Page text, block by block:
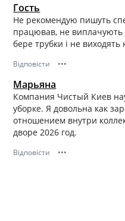
средствами.
• Уборка после
• Персональное
графику.
• Безупречная репутация
• Только обученные
премиум-сегменте.
• Используем
сертифицированную
• Деликатность,
действии.
✨ Мы не просто убираем
Гость
Не рекомендую пишуть
працював, не виплачують
бере трубки і не виходять
Відповісти •••
Марьяна
Компания Чистый Киев
уборке. Я довольна как
отношением внутри
дворе 2026 год.
Відповісти •••